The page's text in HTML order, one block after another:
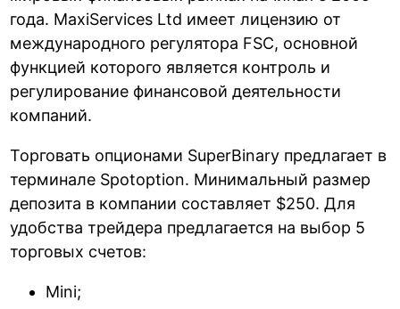
года. MaxiServices Ltd имеет лицензию от
международного регулятора FSC, основной
функцией которого является контроль и
регулирование финансовой деятельности
компаний.
Торговать опционами SuperBinary предлагает в
терминале Spotoption. Минимальный размер
депозита в компании составляет $250. Для
удобства трейдера предлагается на выбор 5
торговых счетов:
Mini;